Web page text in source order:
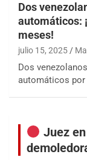
Dos
automáticos:
meses!
julio 15, 2025
Dos
automáticos por
Juez